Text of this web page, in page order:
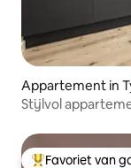
Appartement in
Stijlvol
Favoriet van